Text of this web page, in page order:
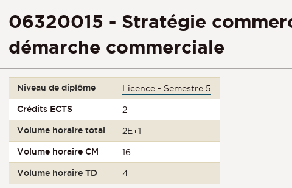
06320015 - Stratégie
démarche commerciale
Niveau de diplôme Licence - Semestre 5
Crédits ECTS 2
Volume horaire total 2E+1
Volume horaire CM 16
Volume horaire TD 4